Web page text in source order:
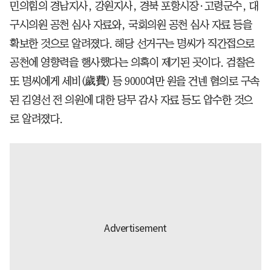
민의힘의 경남지사, 강원지사, 경북 포항시장·고령군수, 대
구시의원 공천 심사 자료와, 국회의원 공천 심사 자료 등을
확보한 것으로 알려졌다. 해당 선거구는 명씨가 직간접으로
공천에 영향력을 행사했다는 의혹이 제기된 곳이다. 검찰은
또 명씨에게 세비(歲費) 등 9000여만 원을 건넨 혐의로 구속
된 김영선 전 의원에 대한 당무 감사 자료 등도 압수한 것으
로 알려졌다.